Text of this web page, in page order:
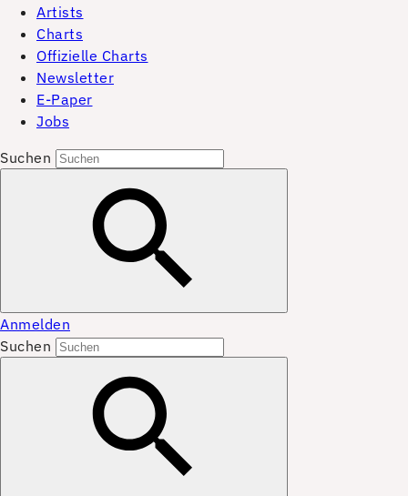
Artists
Charts
Offizielle Charts
Newsletter
E-Paper
Jobs
Suchen
Anmelden
Suchen